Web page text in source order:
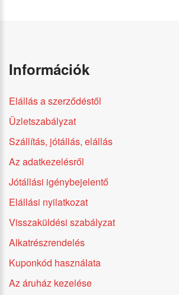
Információk
Elállás a szerződéstől
Üzletszabályzat
Szállítás, jótállás, elállás
Az adatkezelésről
Jótállási igénybejelentő
Elállási nyilatkozat
Visszaküldési szabályzat
Alkatrészrendelés
Kuponkód használata
Az áruház kezelése